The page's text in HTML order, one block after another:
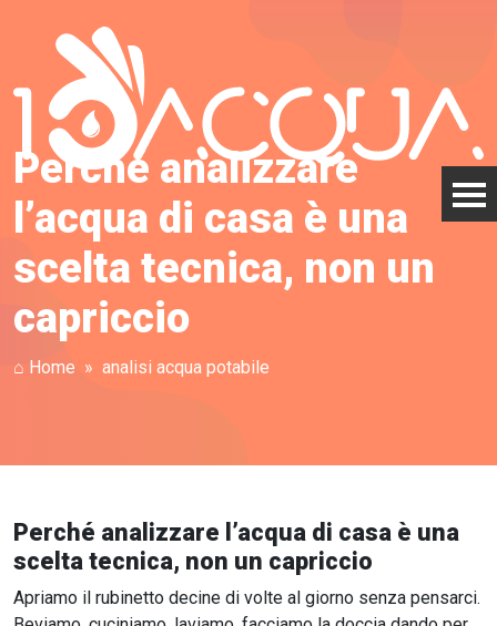
Perché analizzare
l’acqua di casa è una
scelta tecnica, non un
capriccio
⌂ Home analisi acqua potabile
Perché analizzare l’acqua di casa è una
scelta tecnica, non un capriccio
Apriamo il rubinetto decine di volte al giorno senza pensarci.